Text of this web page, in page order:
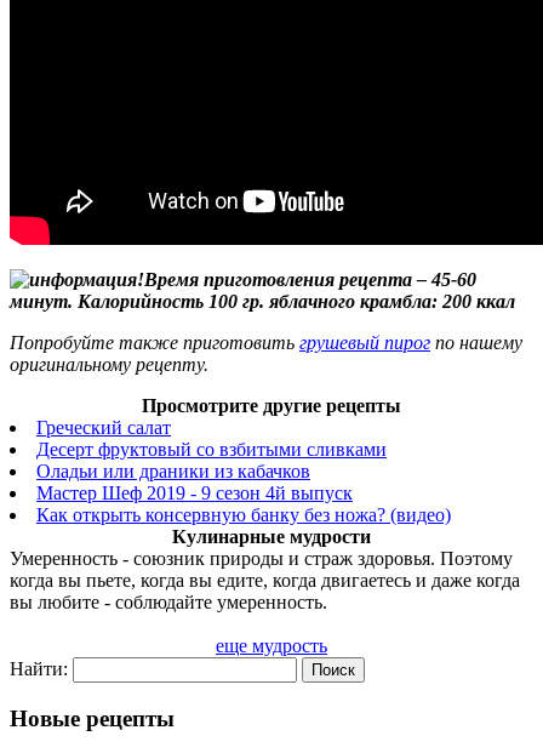
Время приготовления рецепта – 45-60
минут. Калорийность 100 гр. яблачного крамбла: 200 ккал
Попробуйте также приготовить грушевый пирог по нашему
оригинальному рецепту.
Просмотрите другие рецепты
Греческий салат
Десерт фруктовый со взбитыми сливками
Оладьи или драники из кабачков
Мастер Шеф 2019 - 9 сезон 4й выпуск
Как открыть консервную банку без ножа? (видео)
Кулинарные мудрости
Умеренность - союзник природы и страж здоровья. Поэтому
когда вы пьете, когда вы едите, когда двигаетесь и даже когда
вы любите - соблюдайте умеренность.
еще мудрость
Найти:
Новые рецепты